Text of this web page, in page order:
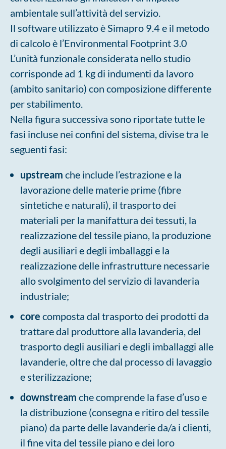
ambientale sull’attività del servizio.
Il software utilizzato è Simapro 9.4 e il metodo
di calcolo è l’Environmental Footprint 3.0
L’unità funzionale considerata nello studio
corrisponde ad 1 kg di indumenti da lavoro
(ambito sanitario) con composizione differente
per stabilimento.
Nella figura successiva sono riportate tutte le
fasi incluse nei confini del sistema, divise tra le
seguenti fasi:
upstream che include l’estrazione e la
lavorazione delle materie prime (fibre
sintetiche e naturali), il trasporto dei
materiali per la manifattura dei tessuti, la
realizzazione del tessile piano, la produzione
degli ausiliari e degli imballaggi e la
realizzazione delle infrastrutture necessarie
allo svolgimento del servizio di lavanderia
industriale;
core composta dal trasporto dei prodotti da
trattare dal produttore alla lavanderia, del
trasporto degli ausiliari e degli imballaggi alle
lavanderie, oltre che dal processo di lavaggio
e sterilizzazione;
downstream che comprende la fase d’uso e
la distribuzione (consegna e ritiro del tessile
piano) da parte delle lavanderie da/a i clienti,
il fine vita del tessile piano e dei loro